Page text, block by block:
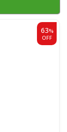
63%
OFF